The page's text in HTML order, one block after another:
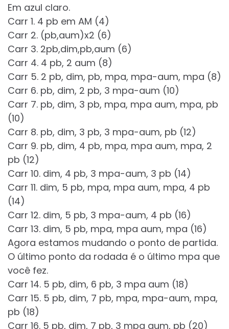
Em azul claro.
Carr 1. 4 pb em AM (4)
Carr 2. (pb,aum)x2 (6)
Carr 3. 2pb,dim,pb,aum (6)
Carr 4. 4 pb, 2 aum (8)
Carr 5. 2 pb, dim, pb, mpa, mpa-aum, mpa (8)
Carr 6. pb, dim, 2 pb, 3 mpa-aum (10)
Carr 7. pb, dim, 3 pb, mpa, mpa aum, mpa, pb
(10)
Carr 8. pb, dim, 3 pb, 3 mpa-aum, pb (12)
Carr 9. pb, dim, 4 pb, mpa, mpa aum, mpa, 2
pb (12)
Carr 10. dim, 4 pb, 3 mpa-aum, 3 pb (14)
Carr 11. dim, 5 pb, mpa, mpa aum, mpa, 4 pb
(14)
Carr 12. dim, 5 pb, 3 mpa-aum, 4 pb (16)
Carr 13. dim, 5 pb, mpa, mpa aum, mpa (16)
Agora estamos mudando o ponto de partida.
O último ponto da rodada é o último mpa que
você fez.
Carr 14. 5 pb, dim, 6 pb, 3 mpa aum (18)
Carr 15. 5 pb, dim, 7 pb, mpa, mpa-aum, mpa,
pb (18)
Carr 16. 5 pb, dim, 7 pb, 3 mpa aum, pb (20)